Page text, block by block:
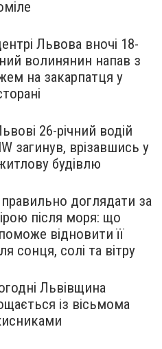
Львова вночі 18-
волинянин напав з
на закарпатця у
26-річний водій
загинув, врізавшись у
будівлю
доглядати за
після моря: що
відновити її
сонця, солі та вітру
Львівщина
із вісьмома